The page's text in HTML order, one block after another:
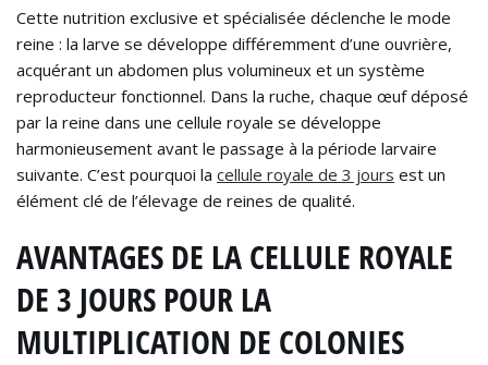
Cette nutrition exclusive et spécialisée déclenche le mode
reine : la larve se développe différemment d’une ouvrière,
acquérant un abdomen plus volumineux et un système
reproducteur fonctionnel. Dans la ruche, chaque œuf déposé
par la reine dans une cellule royale se développe
harmonieusement avant le passage à la période larvaire
suivante. C’est pourquoi la cellule royale de 3 jours est un
élément clé de l’élevage de reines de qualité.
AVANTAGES DE LA CELLULE ROYALE
DE 3 JOURS POUR LA
MULTIPLICATION DE COLONIES